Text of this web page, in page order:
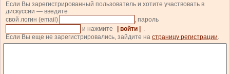
Если Вы зарегистрированный пользователь и хотите участвовать в
дискуссии — введите
свой логин (email)
, пароль
и нажмите
| войти |
.
Если Вы еще не зарегистрировались, зайдите на страницу регистрации.